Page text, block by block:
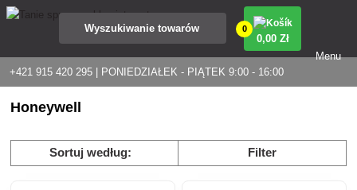
+421 915 420 295 | PONIEDZIAŁEK - PIĄTEK 9:00 - 16:00
0
0,00 Zł
Menu
Honeywell
Sortuj według: Filter